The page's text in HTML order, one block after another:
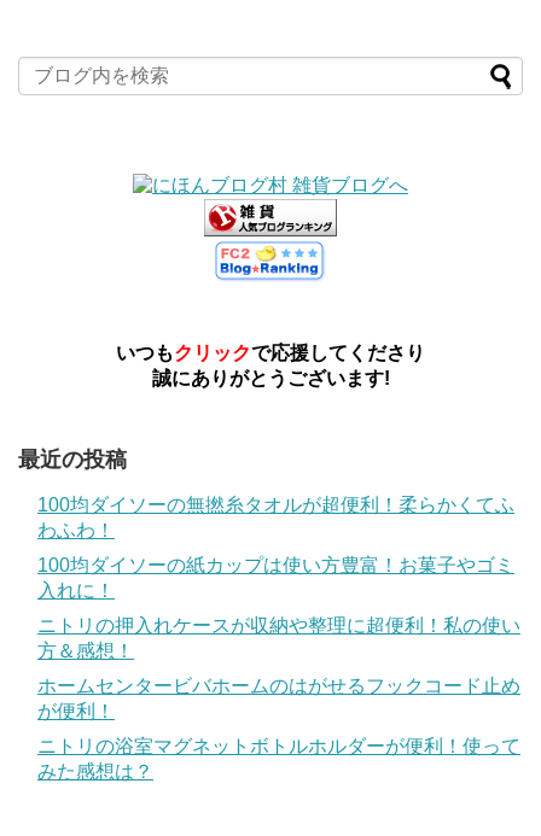
いつもクリックで応援してくださり
誠にありがとうございます!
最近の投稿
100均ダイソーの無撚糸タオルが超便利！柔らかくてふ
わふわ！
100均ダイソーの紙カップは使い方豊富！お菓子やゴミ
入れに！
ニトリの押入れケースが収納や整理に超便利！私の使い
方＆感想！
ホームセンタービバホームのはがせるフックコード止め
が便利！
ニトリの浴室マグネットボトルホルダーが便利！使って
みた感想は？